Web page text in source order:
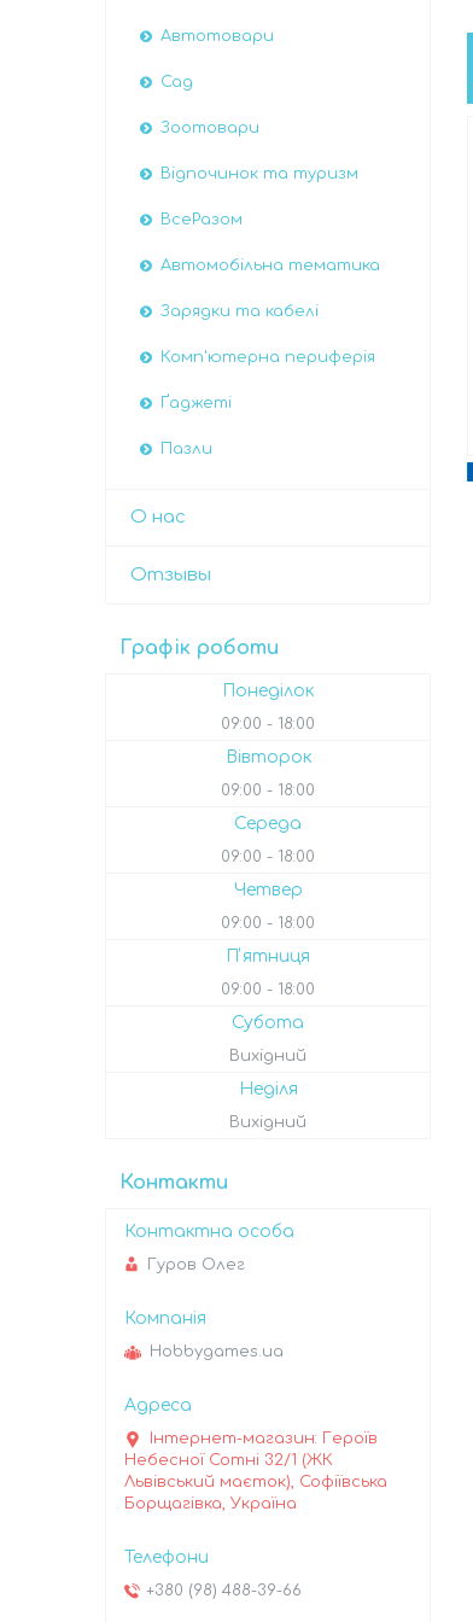
Автотовари
Сад
Зоотовари
Відпочинок та туризм
ВсеРазом
Автомобiльна тематика
Зарядки та кабелі
Комп'ютерна периферія
Ґаджеті
Пазли
О нас
Отзывы
Графік роботи
Понеділок
09:00 18:00
Вівторок
09:00 18:00
Середа
09:00 18:00
Четвер
09:00 18:00
Пʼятниця
09:00 18:00
Субота
Вихідний
Неділя
Вихідний
Контакти
Гуров Олег
Hobbygames.ua
Інтернет-магазин: Героїв
Небесної Сотні 32/1 (ЖК
Львівський маєток), Софіївська
Борщагівка, Україна
+380 (98) 488-39-66